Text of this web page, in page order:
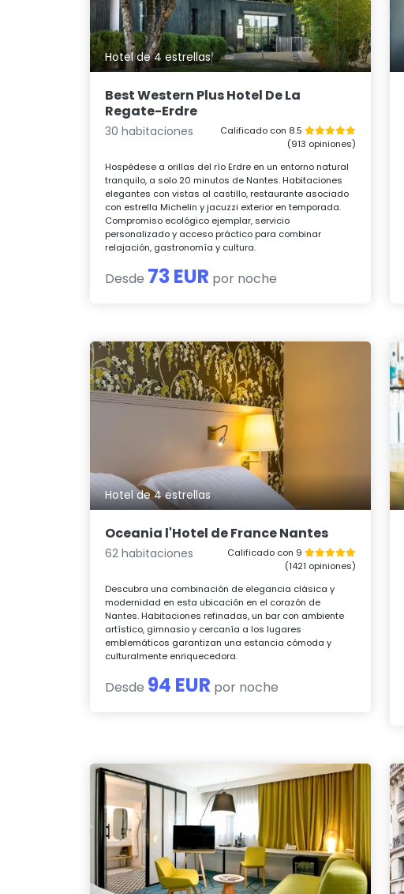
Hotel de 4 estrellas
Best Western Plus Hotel De La
Regate-Erdre
30 habitaciones
Calificado con 8.5
(913 opiniones)
Hospédese a orillas del río Erdre en un entorno natural
tranquilo, a solo 20 minutos de Nantes. Habitaciones
elegantes con vistas al castillo, restaurante asociado
con estrella Michelin y jacuzzi exterior en temporada.
Compromiso ecológico ejemplar, servicio
personalizado y acceso práctico para combinar
relajación, gastronomía y cultura.
Desde 73 EUR por noche
Hotel de 4 estrellas
Oceania l'Hotel de France Nantes
62 habitaciones
Calificado con 9
(1421 opiniones)
Descubra una combinación de elegancia clásica y
modernidad en esta ubicación en el corazón de
Nantes. Habitaciones refinadas, un bar con ambiente
artístico, gimnasio y cercanía a los lugares
emblemáticos garantizan una estancia cómoda y
culturalmente enriquecedora.
Desde 94 EUR por noche